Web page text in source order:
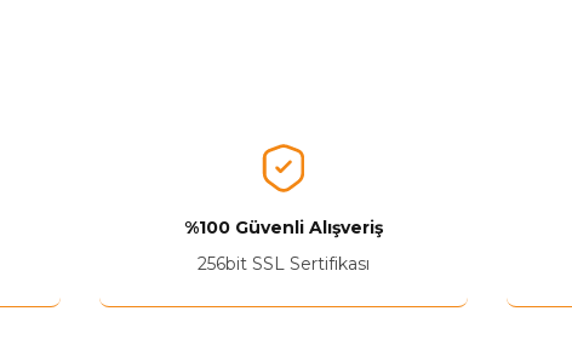
%100 Güvenli Alışveriş
256bit SSL Sertifikası